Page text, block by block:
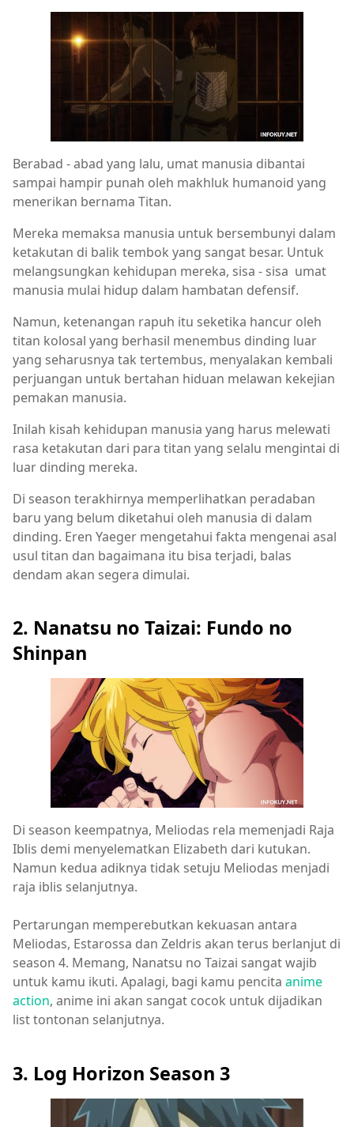
Berabad - abad yang lalu, umat manusia dibantai
sampai hampir punah oleh makhluk humanoid yang
menerikan bernama Titan.
Mereka memaksa manusia untuk bersembunyi dalam
ketakutan di balik tembok yang sangat besar. Untuk
melangsungkan kehidupan mereka, sisa - sisa umat
manusia mulai hidup dalam hambatan defensif.
Namun, ketenangan rapuh itu seketika hancur oleh
titan kolosal yang berhasil menembus dinding luar
yang seharusnya tak tertembus, menyalakan kembali
perjuangan untuk bertahan hiduan melawan kekejian
pemakan manusia.
Inilah kisah kehidupan manusia yang harus melewati
rasa ketakutan dari para titan yang selalu mengintai di
luar dinding mereka.
Di season terakhirnya memperlihatkan peradaban
baru yang belum diketahui oleh manusia di dalam
dinding. Eren Yaeger mengetahui fakta mengenai asal
usul titan dan bagaimana itu bisa terjadi, balas
dendam akan segera dimulai.
2. Nanatsu no Taizai: Fundo no
Shinpan
Di season keempatnya, Meliodas rela memenjadi Raja
Iblis demi menyelematkan Elizabeth dari kutukan.
Namun kedua adiknya tidak setuju Meliodas menjadi
raja iblis selanjutnya.
Pertarungan memperebutkan kekuasan antara
Meliodas, Estarossa dan Zeldris akan terus berlanjut di
season 4. Memang, Nanatsu no Taizai sangat wajib
untuk kamu ikuti. Apalagi, bagi kamu pencita anime
action, anime ini akan sangat cocok untuk dijadikan
list tontonan selanjutnya.
3. Log Horizon Season 3